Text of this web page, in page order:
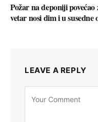
Požar na deponiji
vetar nosi dim i u susedne
LEAVE A REPLY